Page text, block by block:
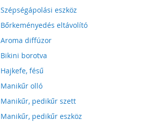
Szépségápolási eszköz
Bőrkeményedés eltávolító
Aroma diffúzor
Bikini borotva
Hajkefe, fésű
Manikűr olló
Manikűr, pedikűr szett
Manikűr, pedikűr eszköz